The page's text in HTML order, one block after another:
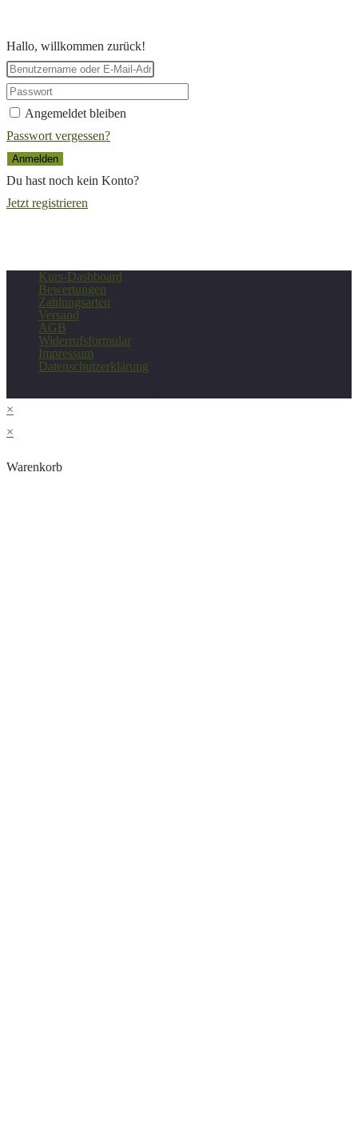
Hallo, willkommen zurück!
Angemeldet bleiben
Passwort vergessen?
Anmelden
Du hast noch kein Konto?
Jetzt registrieren
Kurs-Dashboard
Bewertungen
Zahlungsarten
Versand
AGB
Widerrufsformular
Impressum
Datenschutzerklärung
×
×
Warenkorb